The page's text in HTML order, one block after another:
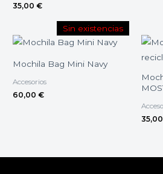
35,00 €
Sin existencias
Mochila Bag Mini Navy
Accesorios
60,00 €
35,00